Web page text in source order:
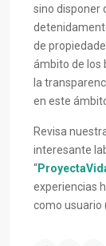
sino disponer
de
ámbito de los
la
en este
Revisa
interesante
“
experiencias
como usuario